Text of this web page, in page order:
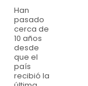
Han
pasado
cerca de
10 años
desde
que el
país
recibió la